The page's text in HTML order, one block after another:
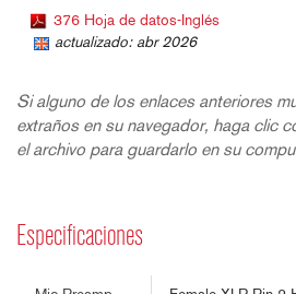
376 Hoja de datos-Inglés
actualizado: abr 2026
Si alguno de los enlaces anteriores
extraños en su navegador, haga clic
el archivo para guardarlo en su
Especificaciones